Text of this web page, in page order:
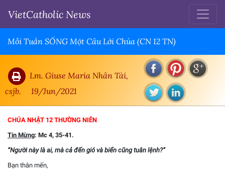
VietCatholic News
Mỗi Tuần SỐNG Một Câu Lời Chúa (CN 12 TN)
Lm. Giuse Maria Nhân Tài,
csjb.
19/Jun/2021
CHÚA NHẬT 12 THƯỜNG NIÊN
Tin Mừng: Mc 4, 35-41.
“Người này là ai, mà cả đến gió và biển cũng tuân lệnh?”
Bạn thân mến,